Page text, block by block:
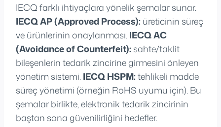
IECQ farklı ihtiyaçlara yönelik şemalar sunar.
IECQ AP (Approved Process):üreticinin süreç
ve ürünlerinin onaylanması.IECQ AC
(Avoidance of Counterfeit):sahte/taklit
bileşenlerin tedarik zincirine girmesini önleyen
yönetim sistemi.IECQ HSPM:tehlikeli madde
süreç yönetimi (örneğin RoHS uyumu için). Bu
şemalar birlikte, elektronik tedarik zincirinin
baştan sona güvenilirliğini hedefler.